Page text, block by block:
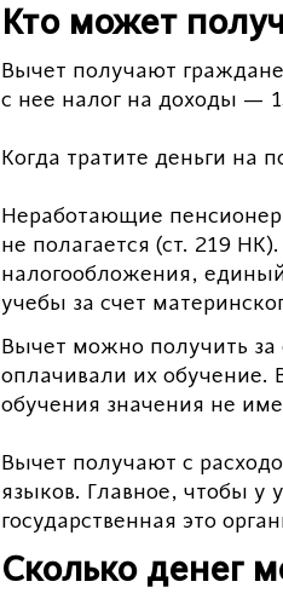
Кто может
Вычет получают
с нее налог на доходы —
Когда тратите деньги на
Неработающие
не полагается (ст. 219
налогообложения,
учебы за счет
Вычет можно получить за
оплачивали их обучение.
обучения значения не
Вычет получают с
языков. Главное, чтобы у
государственная это
Сколько денег